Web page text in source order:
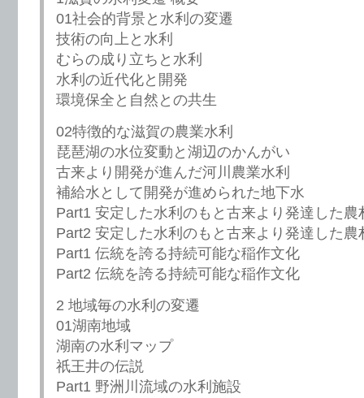
01社会的背景と水利の変遷
技術の向上と水利
むらの成り立ちと水利
水利の近代化と開発
環境保全と自然との共生
02特徴的な滋賀の農業水利
琵琶湖の水位変動と湖辺のかんがい
古来より開発が進んだ河川農業水利
補給水として開発が進められた地下水
Part1 安定した水利のもと古来より発達した農
Part2 安定した水利のもと古来より発達した農
Part1 伝統を誇る持続可能な稲作文化
Part2 伝統を誇る持続可能な稲作文化
2 地域毎の水利の変遷
01湖南地域
湖南の水利マップ
祇王井の伝説
Part1 野洲川流域の水利施設